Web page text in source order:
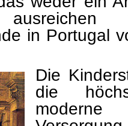
in Portugal
Die
die